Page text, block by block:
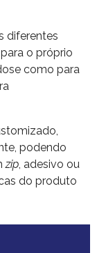
diferentes
o próprio
como para
podendo
zip , adesivo ou
do produto